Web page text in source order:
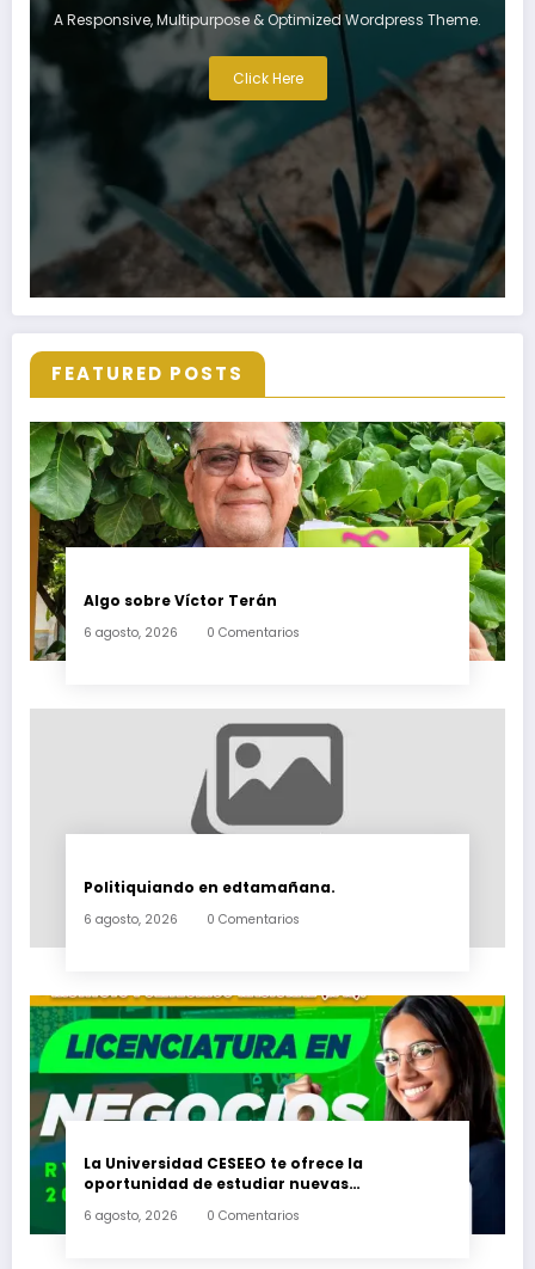
A Responsive, Multipurpose & Optimized Wordpress Theme.
Click Here
FEATURED POSTS
Algo sobre Víctor Terán
6 agosto, 2026 0 Comentarios
Politiquiando en edtamañana.
6 agosto, 2026 0 Comentarios
La Universidad CESEEO te ofrece la
oportunidad de estudiar nuevas
Escondido, Ixtepec y en la Matriz Juchitán.
6 agosto, 2026 0 Comentarios